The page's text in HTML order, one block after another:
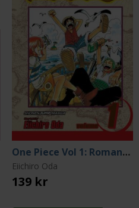
One Piece Vol 1: Romance Dawn
Eiichiro Oda
139 kr